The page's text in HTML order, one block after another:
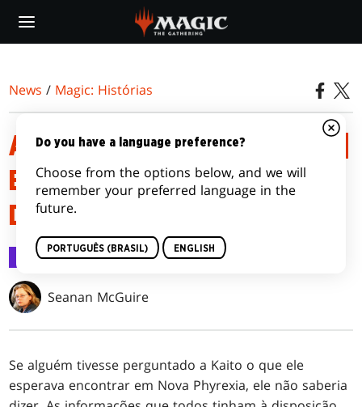
main
News / Magic: Histórias
ASSALTO EM NOVA PHYREXIA |
EPISÓDIO 1: DESCIDA
DESCONTROLADA
Magic: Histórias 13 jan 2023
Seanan McGuire
Se alguém tivesse perguntado a Kaito o que ele
esperava encontrar em Nova Phyrexia, ele não saberia
Do you have a language preference?
Choose from the options below, and we will
remember your preferred language in the
future.
PORTUGUÊS (BRASIL) ENGLISH